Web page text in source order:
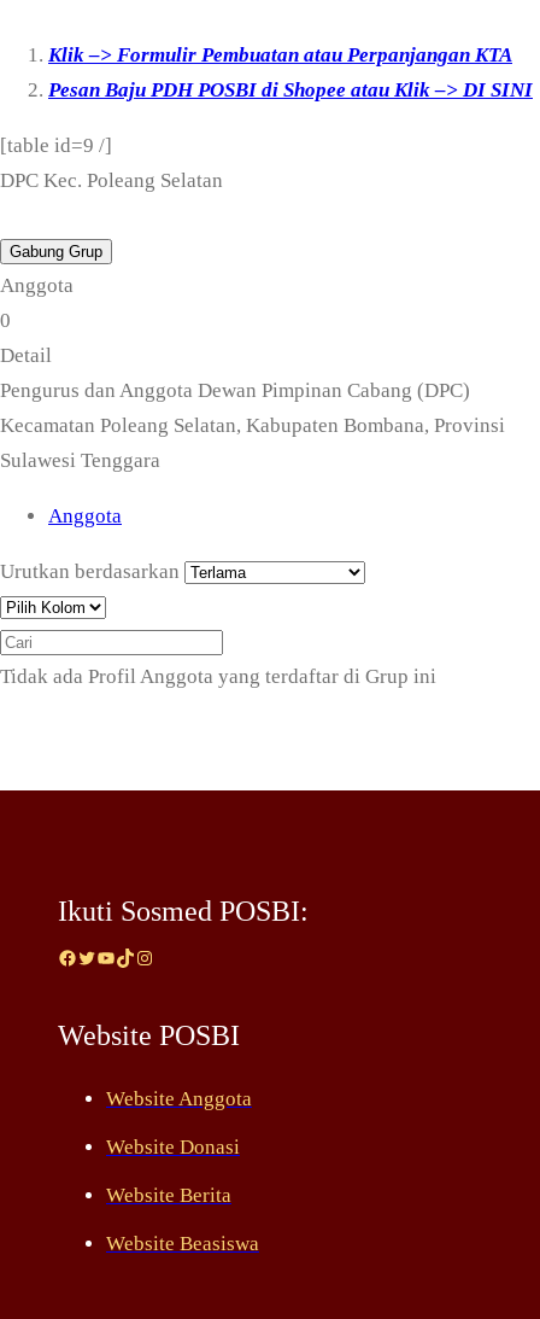
Klik –> Formulir Pembuatan atau Perpanjangan KTA
Pesan Baju PDH POSBI di Shopee atau Klik –> DI SINI
[table id=9 /]
DPC Kec. Poleang Selatan
Gabung Grup
Anggota
0
Detail
Pengurus dan Anggota Dewan Pimpinan Cabang (DPC)
Kecamatan Poleang Selatan, Kabupaten Bombana, Provinsi
Sulawesi Tenggara
Anggota
Urutkan berdasarkan
Tidak ada Profil Anggota yang terdaftar di Grup ini
Ikuti Sosmed POSBI:
Facebook Twitter YouTube TikTok Instagram
Website POSBI
Website Anggota
Website Donasi
Website Berita
Website Beasiswa